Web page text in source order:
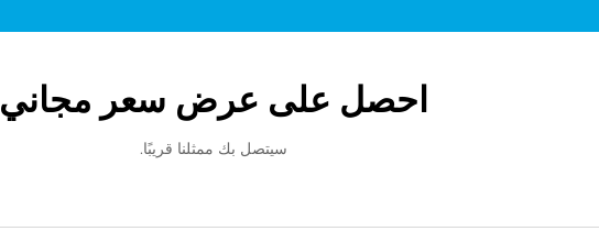
احصل على عرض سعر مجاني
سيتصل بك ممثلنا قريبًا.